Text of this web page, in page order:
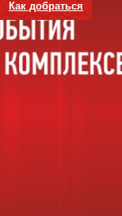
Как добраться